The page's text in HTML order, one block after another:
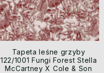
Tapeta leśne grzyby
122/1001 Fungi Forest Stella
McCartney X Cole & Son